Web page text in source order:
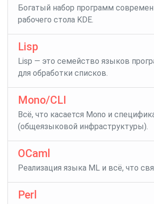
Богатый набор программ
рабочего стола KDE.
Lisp
Lisp — это семейство языков
для обработки списков.
Mono/CLI
Всё, что касается Mono и
(общеязыковой инфраструктуры).
OCaml
Реализация языка ML и всё, что
Perl